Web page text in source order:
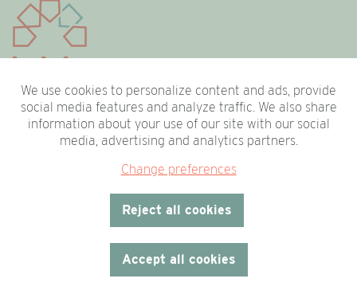
We use cookies to personalize content and ads, provide
social media features and analyze traffic. We also share
information about your use of our site with our social
media, advertising and analytics partners.
Change preferences
Reject all cookies
Accept all cookies
Bestuur
Vacatures
Medewerkers
Onze leden
Privacy policy Contact